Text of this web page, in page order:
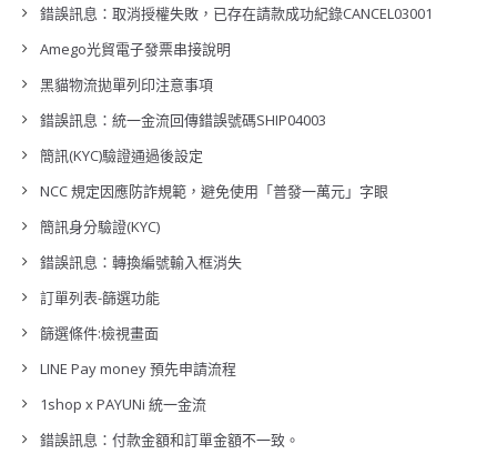
錯誤訊息：取消授權失敗，已存在請款成功紀錄CANCEL03001
Amego光貿電子發票串接說明
黑貓物流拋單列印注意事項
錯誤訊息：統一金流回傳錯誤號碼SHIP04003
簡訊(KYC)驗證通過後設定
NCC 規定因應防詐規範，避免使用「普發一萬元」字眼
簡訊身分驗證(KYC)
錯誤訊息：轉換編號輸入框消失
訂單列表-篩選功能
篩選條件:檢視畫面
LINE Pay money 預先申請流程
1shop x PAYUNi 統一金流
錯誤訊息：付款金額和訂單金額不一致。